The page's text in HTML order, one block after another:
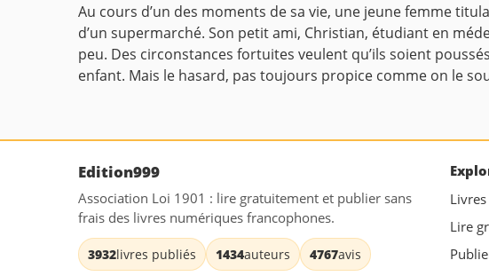
Au cours d’un des moments de sa vie, une jeune femme
d’un supermarché. Son petit ami, Christian, étudiant en
peu. Des circonstances fortuites veulent qu’ils soient
enfant. Mais le hasard, pas toujours propice comme on le
Edition999
Association Loi 1901 : lire gratuitement et publier sans
frais des livres numériques francophones.
3932livres publiés 1434auteurs 4767avis
Lire